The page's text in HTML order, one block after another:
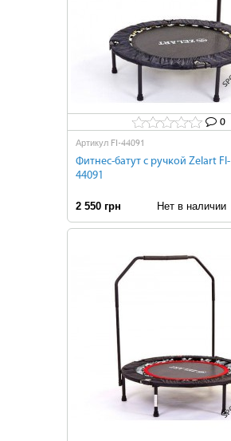
0
Артикул FI-44091
Фитнес-батут с ручкой Zelart FI-
44091
2 550 грн Нет в наличии